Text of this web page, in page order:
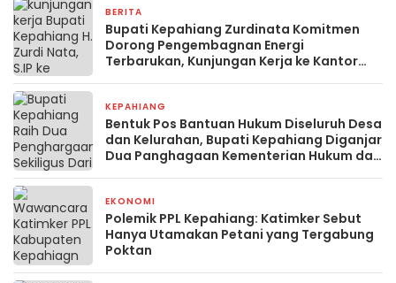
BERITA
Bupati Kepahiang Zurdinata Komitmen
Dorong Pengembagnan Energi
Terbarukan, Kunjungan Kerja ke Kantor
KEPAHIANG
Bentuk Pos Bantuan Hukum Diseluruh Desa
dan Kelurahan, Bupati Kepahiang Diganjar
Dua Panghagaan Kementerian Hukum dan
EKONOMI
Polemik PPL Kepahiang: Katimker Sebut
Hanya Utamakan Petani yang Tergabung
Poktan